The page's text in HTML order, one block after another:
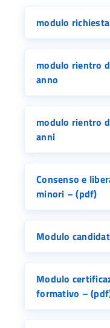
modulo
modulo rientro
anno
modulo rientro
anni
Consenso e
minori – (pdf)
Modulo
Modulo
formativo –